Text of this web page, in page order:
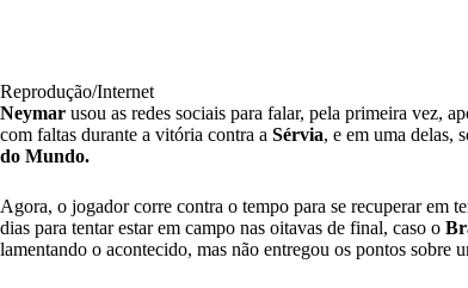
Reprodução/Internet
Neymar usou as redes sociais para falar, pela primeira vez,
com faltas durante a vitória contra a Sérvia, e em uma delas,
do Mundo.
Agora, o jogador corre contra o tempo para se recuperar em
dias para tentar estar em campo nas oitavas de final, caso o
lamentando o acontecido, mas não entregou os pontos sobre